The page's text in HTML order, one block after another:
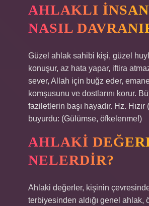
AHLAKLI INSAN
NASIL
Güzel ahlak sahibi kişi, güzel
konuşur, az hata yapar, iftira
sever, Allah için buğz eder,
komşusunu ve dostlarını korur.
faziletlerin başı hayadır. Hz.
buyurdu: (Gülümse, öfkelenme!)
AHLAKI
NELERDIR?
Ahlaki değerler, kişinin
terbiyesinden aldığı genel ahlak,